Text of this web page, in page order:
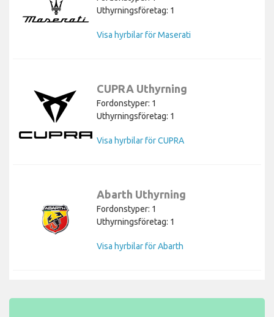
Uthyrningsföretag: 1
Visa hyrbilar för Maserati
CUPRA Uthyrning
Fordonstyper: 1
Uthyrningsföretag: 1
Visa hyrbilar för CUPRA
Abarth Uthyrning
Fordonstyper: 1
Uthyrningsföretag: 1
Visa hyrbilar för Abarth